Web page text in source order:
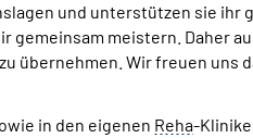
und unterstützen sie ihr
meistern. Daher
übernehmen. Wir freuen uns
in den eigenen Reha-